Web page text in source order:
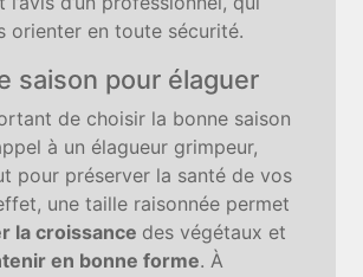
orienter en toute sécurité.
saison pour élaguer
de choisir la bonne saison
à un élagueur grimpeur,
pour préserver la santé de vos
une taille raisonnée permet
la croissance des végétaux et
en bonne forme. À